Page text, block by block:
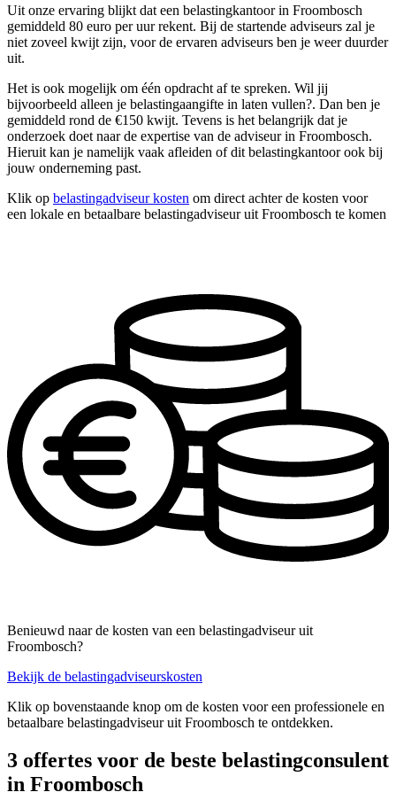
Uit onze ervaring blijkt dat een belastingkantoor in Froombosch
gemiddeld 80 euro per uur rekent. Bij de startende adviseurs zal je
niet zoveel kwijt zijn, voor de ervaren adviseurs ben je weer duurder
uit.
Het is ook mogelijk om één opdracht af te spreken. Wil jij
bijvoorbeeld alleen je belastingaangifte in laten vullen?. Dan ben je
gemiddeld rond de €150 kwijt. Tevens is het belangrijk dat je
onderzoek doet naar de expertise van de adviseur in Froombosch.
Hieruit kan je namelijk vaak afleiden of dit belastingkantoor ook bij
jouw onderneming past.
Klik op belastingadviseur kosten om direct achter de kosten voor
een lokale en betaalbare belastingadviseur uit Froombosch te komen
Benieuwd naar de kosten van een belastingadviseur uit
Froombosch?
Bekijk de belastingadviseurskosten
Klik op bovenstaande knop om de kosten voor een professionele en
betaalbare belastingadviseur uit Froombosch te ontdekken.
3 offertes voor de beste belastingconsulent
in Froombosch